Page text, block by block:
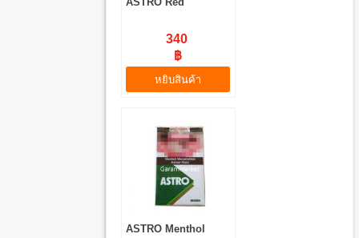
340
฿
หยิบสินค้า
ASTRO Menthol